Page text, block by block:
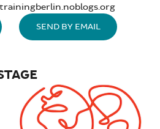
SEND BY EMAIL